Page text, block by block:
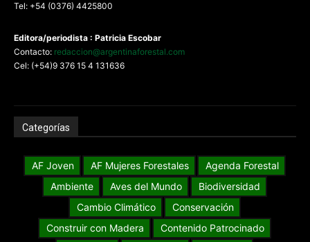
Tel: +54 (0376) 4425800
Editora/periodista : Patricia Escobar
Contacto: redaccion@argentinaforestal.com
Cel: (+54)9 376 15 4 131636
Categorías
AF Joven AF Mujeres Forestales
Agenda Forestal
Ambiente
Aves del Mundo
Biodiversidad
Cambio Climático
Conservación
Construir con Madera
Contenido Patrocinado